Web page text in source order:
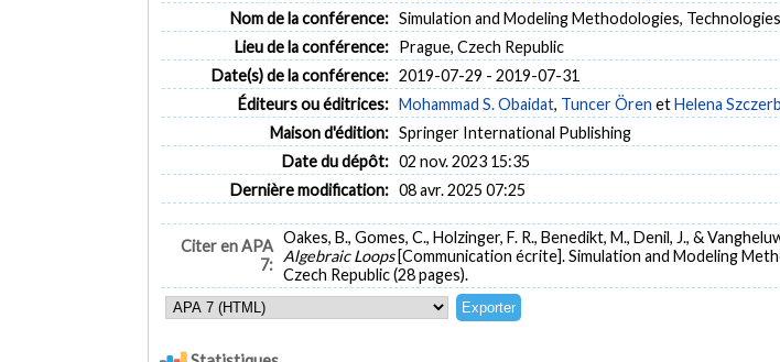
Nom de la conférence: Simulation and Modeling Methodologies,
Lieu de la conférence: Prague, Czech Republic
Date(s) de la conférence: 2019-07-29 - 2019-07-31
Éditeurs ou éditrices: Mohammad S. Obaidat, Tuncer Ören etHelena
Maison d'édition: Springer International Publishing
Date du dépôt: 02 nov. 2023 15:35
Dernière modification: 08 avr. 2025 07:25
Citer en APA
7:
Oakes, B., Gomes, C., Holzinger, F. R., Benedikt, M., Denil, J., &
Algebraic Loops [Communication écrite]. Simulation and Modeling
Czech Republic (28 pages).